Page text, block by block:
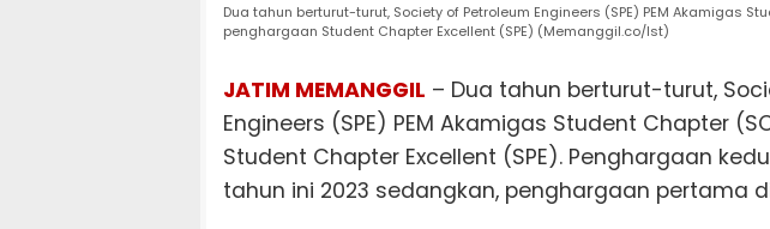
Dua tahun berturut-turut, Society of Petroleum Engineers (SPE) PEM Akamigas
penghargaan Student Chapter Excellent (SPE) (Memanggil.co/lst)
JATIM MEMANGGIL – Dua tahun berturut-turut,
Engineers (SPE) PEM Akamigas Student Chapter
Student Chapter Excellent (SPE). Penghargaan
tahun ini 2023 sedangkan, penghargaan pertama